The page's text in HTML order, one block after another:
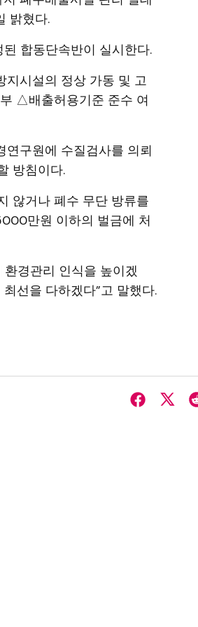
밝혔다.
합동단속반이 실시한다.
시설의 정상 가동 및 고
△배출허용기준 준수 여
구원에 수질검사를 의뢰
방침이다.
않거나 폐수 무단 방류를
만원 이하의 벌금에 처
경관리 인식을 높이겠
선을 다하겠다”고 말했다.